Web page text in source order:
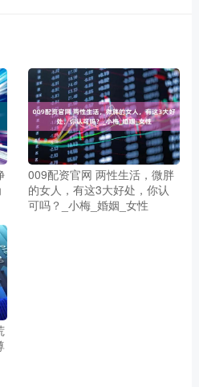
009配资官网 两性生活，微胖
的女人，有这3大好处，你认
可吗？_小梅_婚姻_女性